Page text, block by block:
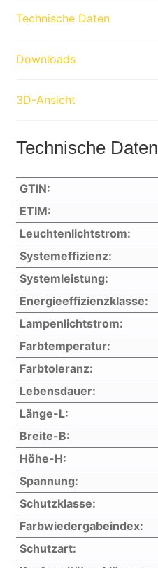
Technische Daten
Downloads
3D-Ansicht
Technische Daten
GTIN:
ETIM:
Leuchtenlichtstrom:
Systemeffizienz:
Systemleistung:
Energieeffizienzklasse:
Lampenlichtstrom:
Farbtemperatur:
Farbtoleranz:
Lebensdauer:
Länge-L:
Breite-B:
Höhe-H:
Spannung:
Schutzklasse:
Farbwiedergabeindex:
Schutzart: